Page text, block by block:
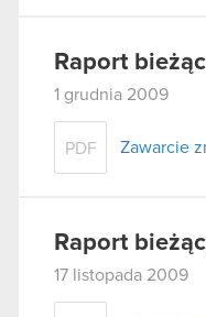
Raport
1 grudnia 2009
PDF Zawarcie
Raport
17 listopada 2009